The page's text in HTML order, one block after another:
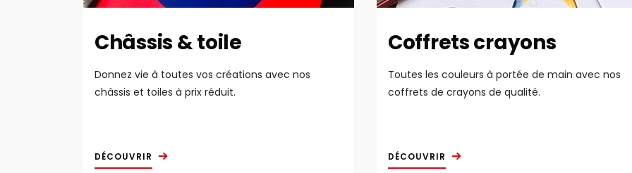
Châssis & toile
Donnez vie à toutes vos créations avec nos
châssis et toiles à prix réduit.
DÉCOUVRIR
Coffrets crayons
Toutes les couleurs à portée de main avec nos
coffrets de crayons de qualité.
DÉCOUVRIR